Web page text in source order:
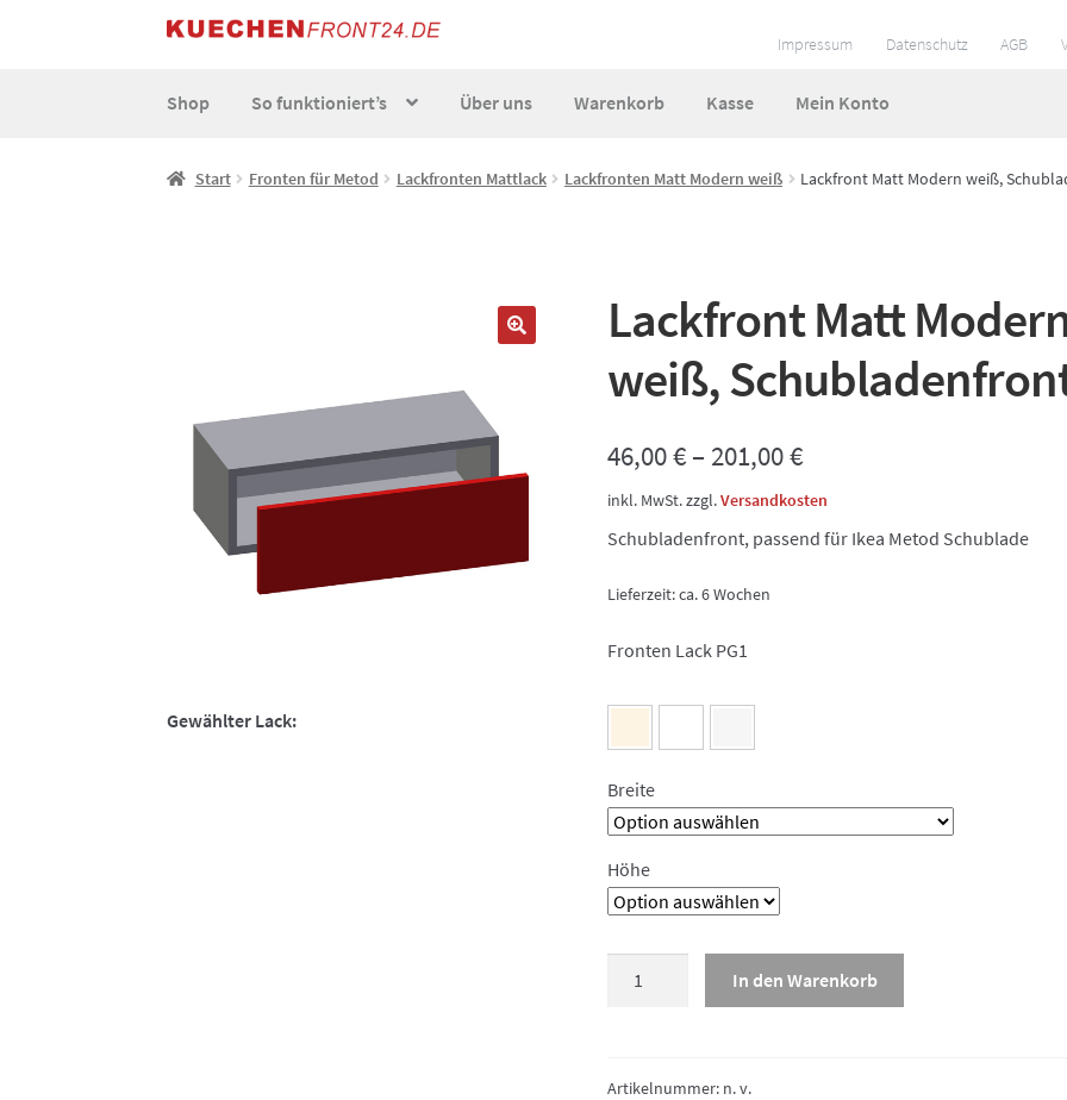
Zur
springen
Zum
springen
Impressum Datenschutz AGB
Shop So funktioniert’s Über uns Warenkorb Kasse Mein Konto
Start AGB Datenschutz Echtheit von Bewertungen Impressum Kasse Mein Konto So funktionierts
Start Fronten für Metod Lackfronten Mattlack Lackfronten Matt Modern weiß Lackfront Matt Modern weiß,
Gewählter Lack:
Lackfront Matt
weiß,
46,00€ – 201,00€
inkl. MwSt.zzgl.Versandkosten
Schubladenfront, passend für Ikea Metod Schublade
Lieferzeit:ca. 6 Wochen
Fronten Lack PG1
Breite
Höhe
Schubladenfront
In den Warenkorb
Artikelnummer: n. v.